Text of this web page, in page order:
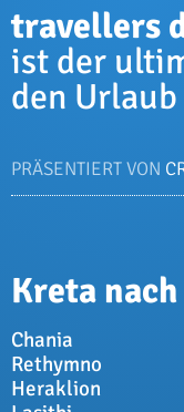
travellers
ist der
den
PRÄSENTIERT VON
Kreta
Chania
Rethymno
Heraklion